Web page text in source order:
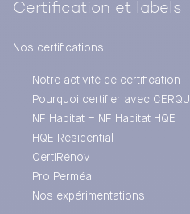
Certification et labels
Nos certifications
Notre activité de certification
Pourquoi certifier avec
NF Habitat – NF Habitat HQE
HQE Residential
CertiRénov
Pro Perméa
Nos expérimentations